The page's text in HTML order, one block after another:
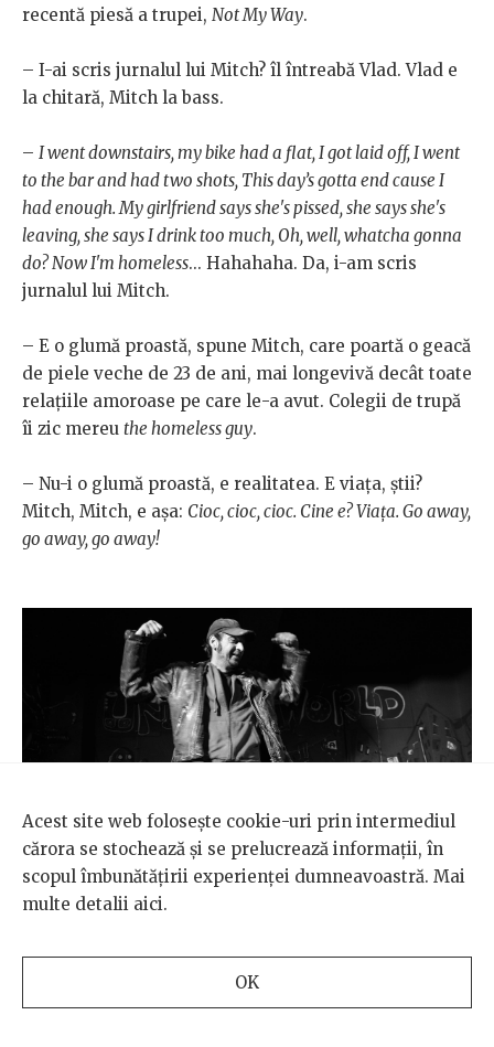
recentă piesă a trupei, Not My Way.
– I-ai scris jurnalul lui Mitch? îl întreabă Vlad. Vlad e
la chitară, Mitch la bass.
– I went downstairs, my bike had a flat, I got laid off, I went
to the bar and had two shots, This day’s gotta end cause I
had enough. My girlfriend says she's pissed, she says she's
leaving, she says I drink too much, Oh, well, whatcha gonna
do? Now I'm homeless... Hahahaha. Da, i-am scris
jurnalul lui Mitch.
– E o glumă proastă, spune Mitch, care poartă o geacă
de piele veche de 23 de ani, mai longevivă decât toate
relaţiile amoroase pe care le-a avut. Colegii de trupă
îi zic mereu the homeless guy.
– Nu-i o glumă proastă, e realitatea. E viaţa, ştii?
Mitch, Mitch, e aşa: Cioc, cioc, cioc. Cine e? Viaţa. Go away,
go away, go away!
După ce s-a terminat nebunia punk de peste ocean,
Acest site web folosește cookie-uri prin intermediul
cărora se stochează și se prelucrează informații, în
scopul îmbunătățirii experienței dumneavoastră. Mai
multe detalii aici.
OK